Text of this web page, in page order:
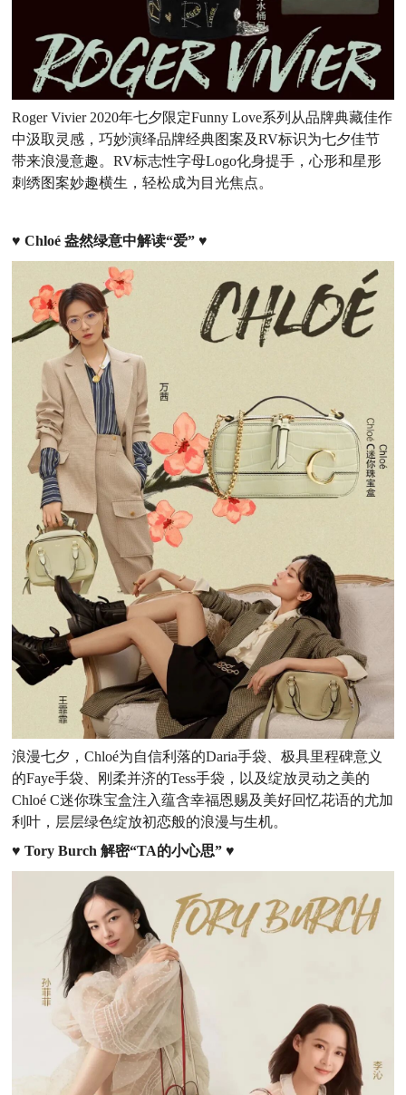
Roger Vivier 2020年七夕限定Funny Love系列从品牌典藏佳作
中汲取灵感，巧妙演绎品牌经典图案及RV标识为七夕佳节
带来浪漫意趣。RV标志性字母Logo化身提手，心形和星形
刺绣图案妙趣横生，轻松成为目光焦点。
♥ Chloé 盎然绿意中解读“爱”♥
浪漫七夕，Chloé为自信利落的Daria手袋、极具里程碑意义
的Faye手袋、刚柔并济的Tess手袋，以及绽放灵动之美的
Chloé C迷你珠宝盒注入蕴含幸福恩赐及美好回忆花语的尤加
利叶，层层绿色绽放初恋般的浪漫与生机。
♥ Tory Burch 解密“TA的小心思”♥